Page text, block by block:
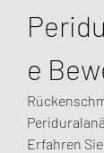
e
Erfahren